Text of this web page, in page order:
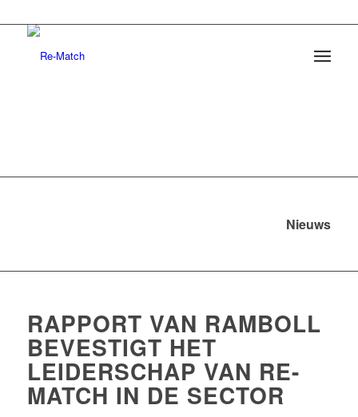
Nieuws
RAPPORT VAN RAMBOLL
BEVESTIGT HET
LEIDERSCHAP VAN RE-
MATCH IN DE SECTOR